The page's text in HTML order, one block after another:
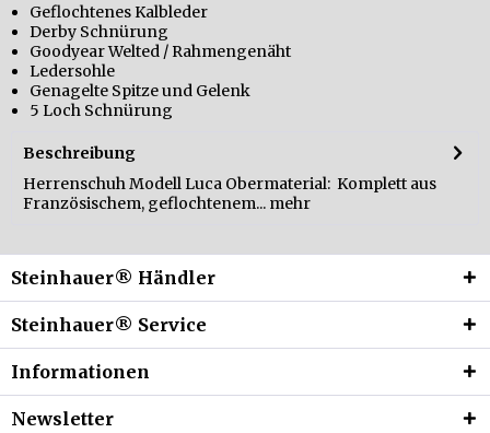
Geflochtenes Kalbleder
Derby Schnürung
Goodyear Welted / Rahmengenäht
Ledersohle
Genagelte Spitze und Gelenk
5 Loch Schnürung
Beschreibung
Herrenschuh Modell Luca Obermaterial: Komplett aus
Französischem, geflochtenem... mehr
Steinhauer® Händler
Steinhauer® Service
Informationen
Newsletter